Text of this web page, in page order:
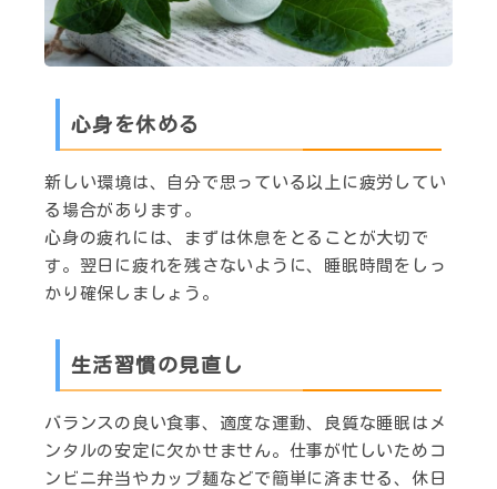
心身を休める
新しい環境は、自分で思っている以上に疲労してい
る場合があります。
心身の疲れには、まずは休息をとることが大切で
す。翌日に疲れを残さないように、睡眠時間をしっ
かり確保しましょう。
生活習慣の見直し
バランスの良い食事、適度な運動、良質な睡眠はメ
ンタルの安定に欠かせません。仕事が忙しいためコ
ンビニ弁当やカップ麺などで簡単に済ませる、休日